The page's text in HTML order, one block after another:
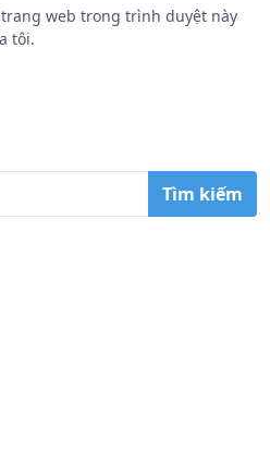
web trong trình duyệt này
tôi.